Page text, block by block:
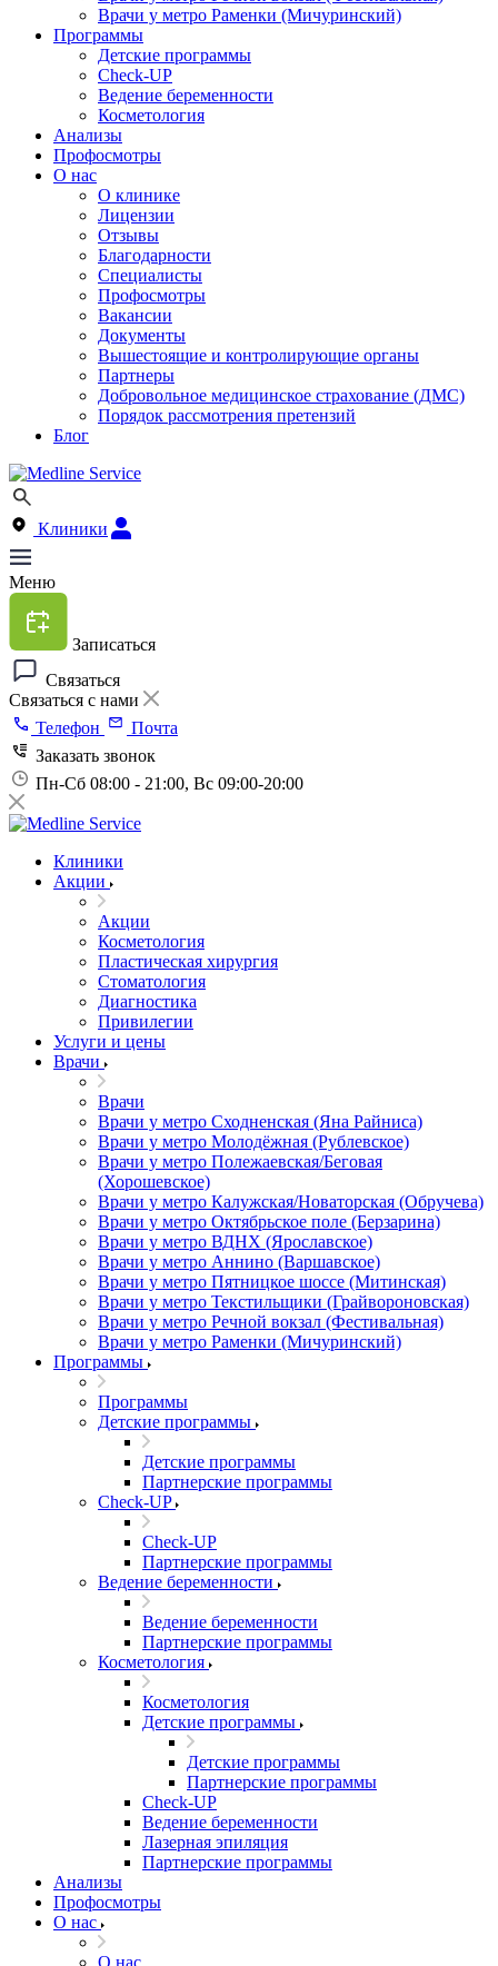
Врачи у метро Раменки (Мичуринский)
Программы
Детские программы
Check-UP
Ведение беременности
Косметология
Анализы
Профосмотры
О нас
О клинике
Лицензии
Отзывы
Благодарности
Специалисты
Профосмотры
Вакансии
Документы
Вышестоящие и контролирующие органы
Партнеры
Добровольное медицинское страхование (ДМС)
Порядок рассмотрения претензий
Блог
Клиники
Меню
Записаться
Связаться
Связаться с нами
Телефон
Почта
Заказать звонок
Пн-Сб 08:00 - 21:00, Вс 09:00-20:00
Клиники
Акции
Акции
Косметология
Пластическая хирургия
Стоматология
Диагностика
Привилегии
Услуги и цены
Врачи
Врачи
Врачи у метро Сходненская (Яна Райниса)
Врачи у метро Молодёжная (Рублевское)
Врачи у метро Полежаевская/Беговая
(Хорошевское)
Врачи у метро Калужская/Новаторская (Обручева)
Врачи у метро Октябрьское поле (Берзарина)
Врачи у метро ВДНХ (Ярославское)
Врачи у метро Аннино (Варшавское)
Врачи у метро Пятницкое шоссе (Митинская)
Врачи у метро Текстильщики (Грайвороновская)
Врачи у метро Речной вокзал (Фестивальная)
Врачи у метро Раменки (Мичуринский)
Программы
Программы
Детские программы
Детские программы
Партнерские программы
Check-UP
Check-UP
Партнерские программы
Ведение беременности
Ведение беременности
Партнерские программы
Косметология
Косметология
Детские программы
Детские программы
Партнерские программы
Check-UP
Ведение беременности
Лазерная эпиляция
Партнерские программы
Анализы
Профосмотры
О нас
О нас